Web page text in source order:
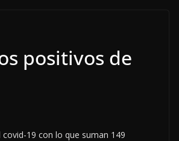
positivos de
19 con lo que suman 149